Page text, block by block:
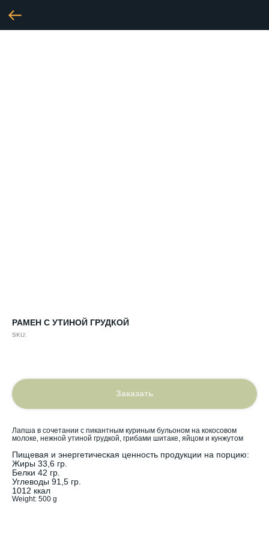
РАМЕН С УТИНОЙ ГРУДКОЙ
SKU:
Заказать
Лапша в сочетании с пикантным куриным бульоном на кокосовом
молоке, нежной утиной грудкой, грибами шитаке, яйцом и кунжутом
Пищевая и энергетическая ценность продукции на порцию:
Жиры 33,6 гр.
Белки 42 гр.
Углеводы 91,5 гр.
1012 ккал
Weight: 500 g